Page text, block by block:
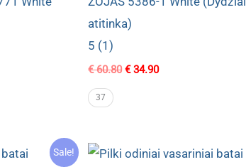
atitinka)
5 (1)
€60.80 Original
€34.90Current
37
Sale!